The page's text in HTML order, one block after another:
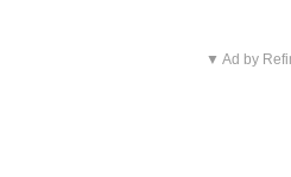
▼ Ad by